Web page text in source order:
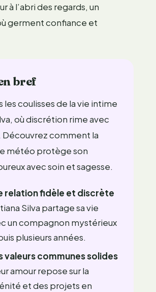
à l’abri des regards, un
germent confiance et
bref
les coulisses de la vie intime
où discrétion rime avec
comment la
météo protège son
avec soin et sagesse.
relation fidèle et discrète
Silva partage sa vie
un compagnon mystérieux
plusieurs années.
valeurs communes solides
amour repose sur la
et des projets en